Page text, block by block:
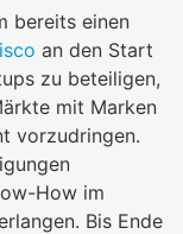
bereits einen
an den Start
zu beteiligen,
mit Marken
vorzudringen.
How im
Bis Ende